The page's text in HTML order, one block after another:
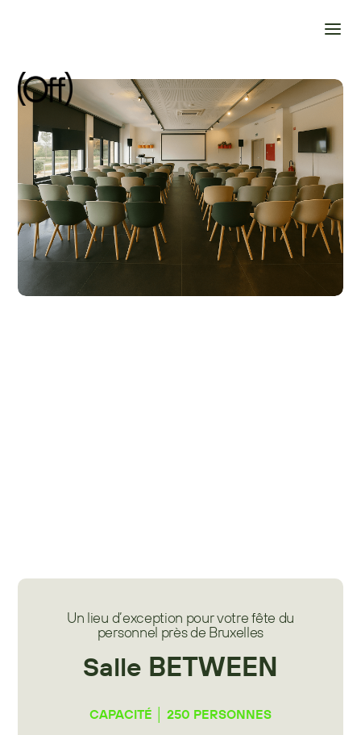
Un lieu d’exception pour votre fête du
personnel près de Bruxelles
Salle BETWEEN
CAPACITÉ │ 250 PERSONNES